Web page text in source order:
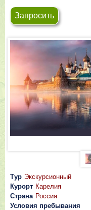
Запросить
Тур Экскурсионный
Курорт Карелия
Страна Россия
Условия пребывания